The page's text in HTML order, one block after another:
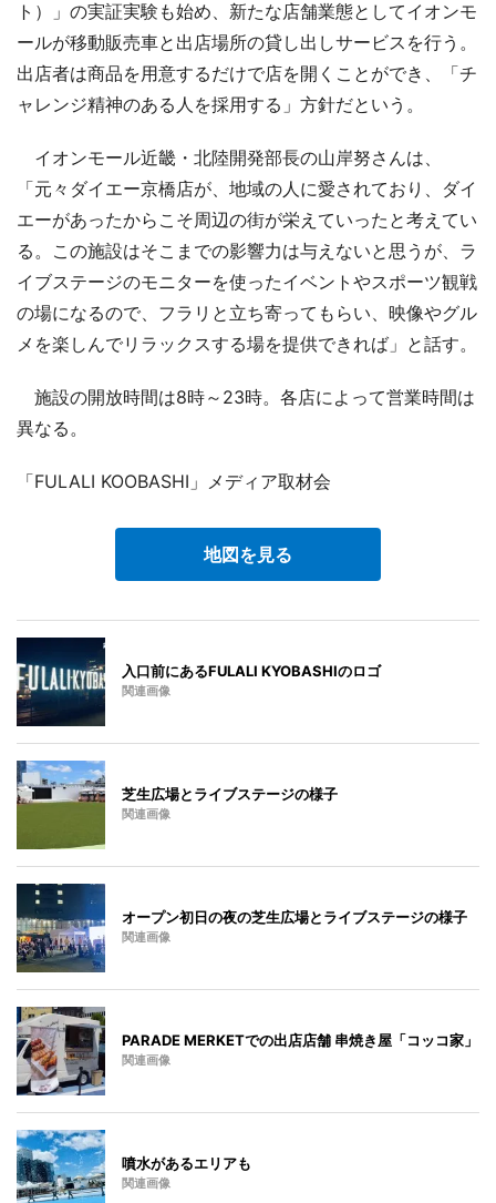
ト）」の実証実験も始め、新たな店舗業態としてイオンモ
ールが移動販売車と出店場所の貸し出しサービスを行う。
出店者は商品を用意するだけで店を開くことができ、「チ
ャレンジ精神のある人を採用する」方針だという。
イオンモール近畿・北陸開発部長の山岸努さんは、
「元々ダイエー京橋店が、地域の人に愛されており、ダイ
エーがあったからこそ周辺の街が栄えていったと考えてい
る。この施設はそこまでの影響力は与えないと思うが、ラ
イブステージのモニターを使ったイベントやスポーツ観戦
の場になるので、フラリと立ち寄ってもらい、映像やグル
メを楽しんでリラックスする場を提供できれば」と話す。
施設の開放時間は8時～23時。各店によって営業時間は
異なる。
「FULALI KOOBASHI」メディア取材会
地図を見る
入口前にあるFULALI KYOBASHIのロゴ
関連画像
芝生広場とライブステージの様子
関連画像
オープン初日の夜の芝生広場とライブステージの様子
関連画像
PARADE MERKETでの出店店舗 串焼き屋「コッコ家」
関連画像
噴水があるエリアも
関連画像